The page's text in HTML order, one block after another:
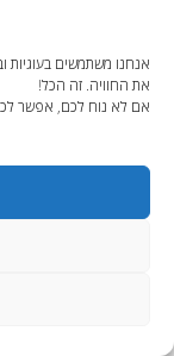
אנחנו משתמשים בעוגיות
את החוויה. זה הכל!
אם לא נוח לכם, אפשר
Lite